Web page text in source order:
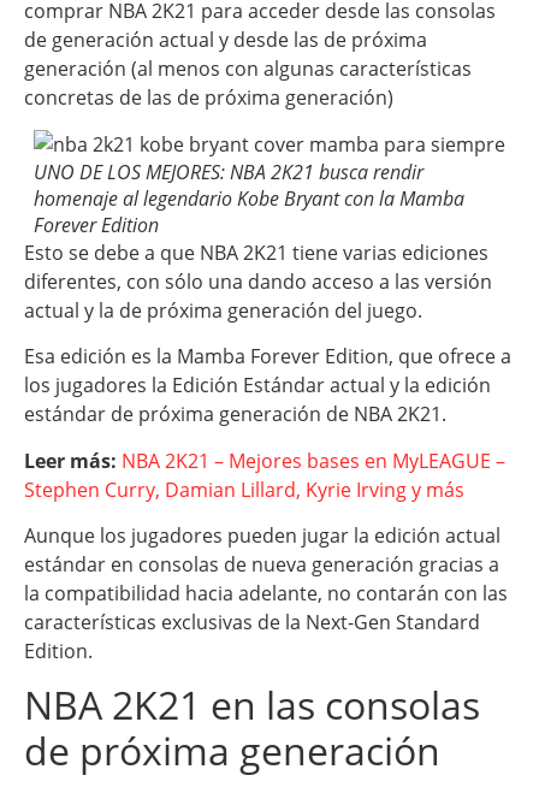
comprar NBA 2K21 para acceder desde las consolas
de generación actual y desde las de próxima
generación (al menos con algunas características
concretas de las de próxima generación)
UNO DE LOS MEJORES: NBA 2K21 busca rendir
homenaje al legendario Kobe Bryant con la Mamba
Forever Edition
Esto se debe a que NBA 2K21 tiene varias ediciones
diferentes, con sólo una dando acceso a las versión
actual y la de próxima generación del juego.
Esa edición es la Mamba Forever Edition, que ofrece a
los jugadores la Edición Estándar actual y la edición
estándar de próxima generación de NBA 2K21.
Leer más: NBA 2K21 – Mejores bases en MyLEAGUE –
Stephen Curry, Damian Lillard, Kyrie Irving y más
Aunque los jugadores pueden jugar la edición actual
estándar en consolas de nueva generación gracias a
la compatibilidad hacia adelante, no contarán con las
características exclusivas de la Next-Gen Standard
Edition.
NBA 2K21 en las consolas
de próxima generación